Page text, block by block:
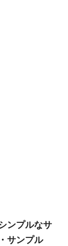
ンプルなサ
サンプル